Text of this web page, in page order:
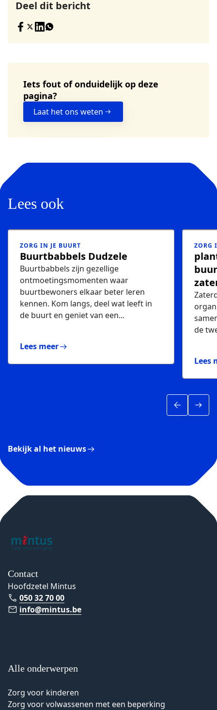
Deel dit bericht
Iets fout of onduidelijk op deze
pagina?
Laat het ons weten
Lees ook
Thema is
ZORG IN JE BUURT
Buurtbabbels Dudzele
Buurtbabbels zijn gezellige
ontmoetingsmomenten waar
buurtbewoners elkaar beter leren
kennen. Kom langs, deel wat leeft in
de buurt en geniet van een...
Lees meer
ZORG
de
Lees
Bekijk al het nieuws
Contact
Hoofdzetel Mintus
050 32 70 00
info@mintus.be
Alle onderwerpen
Zorg voor kinderen
Zorg voor volwassenen met een beperking